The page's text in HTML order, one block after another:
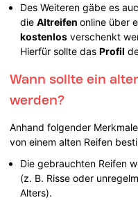
Des Weiteren gäbe es
dieAltreifenonline über
kostenlos verschenkt
Hierfür sollte dasProfil
Wann sollte ein
werden?
Anhand folgender
von einem alten Reifen
Die gebrauchten Reifen
(z. B. Risse oder
Alters).